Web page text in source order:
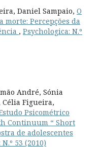
Daniel Sampaio, O
morte: Percepções da
, Psychologica: N.º
André, Sónia
Célia Figueira,
Psicométrico
Continuum “ Short
de adolescentes
53 (2010)